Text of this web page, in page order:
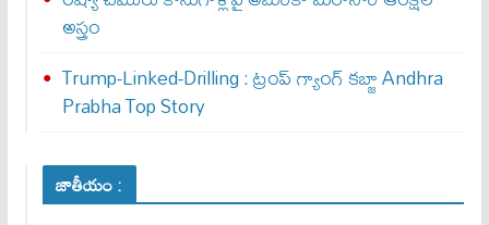
అస్త్రం
Trump-Linked-Drilling : ట్రంప్ గ్యాంగ్ క‌బ్జా Andhra
Prabha Top Story
జాతీయం :